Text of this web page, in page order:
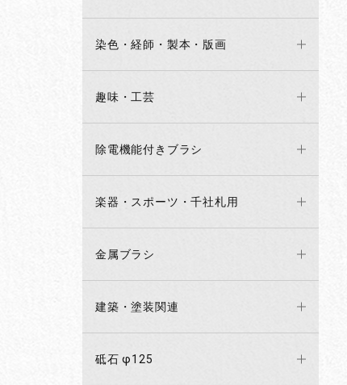
染色・経師・製本・版画
趣味・工芸
除電機能付きブラシ
楽器・スポーツ・千社札用
金属ブラシ
建築・塗装関連
砥石 φ125